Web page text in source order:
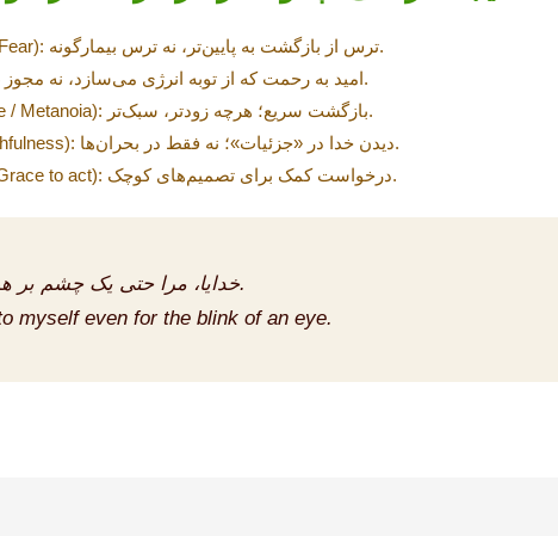
(Khawf | Reverent Fear): ترس از بازگشت به پایین‌تر، نه ترس بیمارگونه.
(Rajāʾ | Hope): امید به رحمت که از توبه انرژی می‌سازد، نه مجوز غفلت.
(Tawba | Repentance / Metanoia): بازگشت سریع؛ هرچه زودتر، سبک‌تر.
(Murāqaba | Watchfulness): دیدن خدا در «جزئیات»؛ نه فقط در بحران‌ها.
(Tawfīq | Grace to act): درخواست کمک برای تصمیم‌های کوچک.
خدایا، مرا حتی یک چشم بر هم زدن به خودم واگذار مکن.
myself even for the blink of an eye.